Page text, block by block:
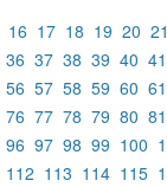
16 17 18 19 20
36 37 38 39 40 41
56 57 58 59 60 61
76 77 78 79 80 81
96 97 98 99 100
112 113 114 115